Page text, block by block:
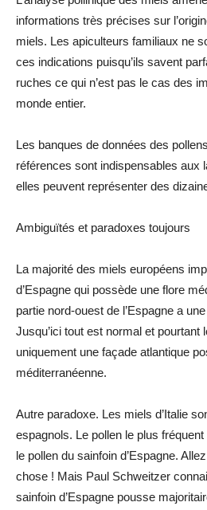
informations très précises sur
miels. Les apiculteurs familiaux ne
ces indications puisqu’ils savent
ruches ce qui n’est pas le cas des
monde entier.
Les banques de données des
références sont indispensables aux
elles peuvent représenter des
Ambiguïtés et paradoxes toujours
La majorité des miels européens
d’Espagne qui possède une flore
partie nord-ouest de l’Espagne a
Jusqu’ici tout est normal et pourtant
uniquement une façade atlantique
méditerranéenne.
Autre paradoxe. Les miels d’Italie
espagnols. Le pollen le plus
le pollen du sainfoin d’Espagne.
chose ! Mais Paul Schweitzer
sainfoin d’Espagne pousse